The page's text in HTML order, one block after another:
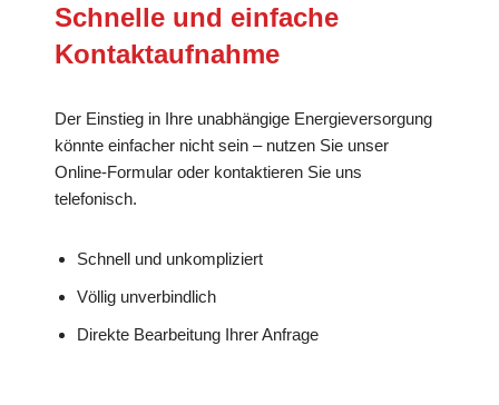
Schnelle und einfache
Kontaktaufnahme
Der Einstieg in Ihre unabhängige Energieversorgung
könnte einfacher nicht sein – nutzen Sie unser
Online-Formular oder kontaktieren Sie uns
telefonisch.
Schnell und unkompliziert
Völlig unverbindlich
Direkte Bearbeitung Ihrer Anfrage